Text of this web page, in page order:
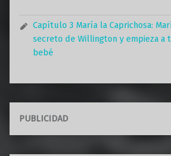
Capítulo 3 María la Caprichosa:
secreto de Willington y empieza a
bebé
PUBLICIDAD